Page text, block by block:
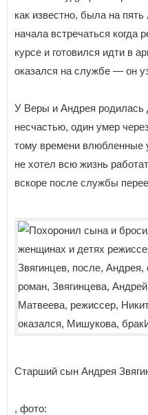
как известно, была на
начала встречаться когда
курсе и готовился идти в
оказался на службе — он
У Веры и Андрея родилась
несчастью, один умер
тому времени влюбленные
не хотел всю жизнь
вскоре после службы
Старший сын Андрея
, фото: